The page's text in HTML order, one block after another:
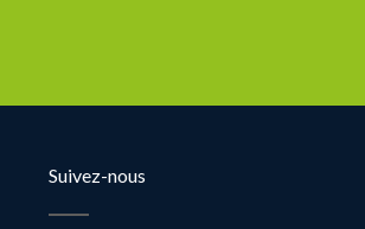
Suivez-nous